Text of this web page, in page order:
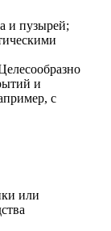
и пузырей;
и
с
или